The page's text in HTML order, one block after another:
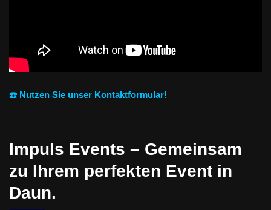
☎️ Nutzen Sie unser Kontaktformular!
Impuls Events – Gemeinsam
zu Ihrem perfekten Event in
Daun.